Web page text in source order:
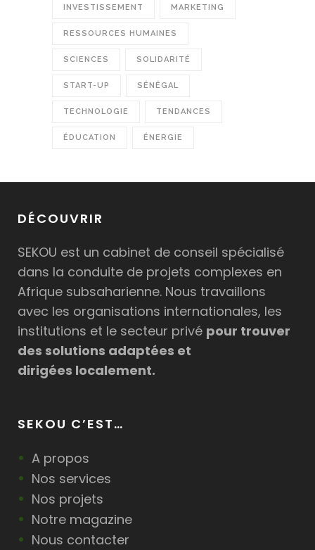
INVESTISSEMENT MARKETING
RESSOURCES HUMAINES
SCIENCES SOLIDARITÉ
START-UP SÉNÉGAL
TECHNOLOGIE TENDANCES
ÉDUCATION ÉNERGIE
DÉCOUVRIR
SEKOU est un cabinet de conseil spécialisé
dans la conduite de projets complexes en
Afrique subsaharienne. Nous travaillons
avec les organisations internationales, les
institutions et le secteur privé pour trouver
des solutions adaptées et
dirigées localement.
SEKOU C’EST…
A propos
Nos services
Nos projets
Notre magazine
Nous contacter